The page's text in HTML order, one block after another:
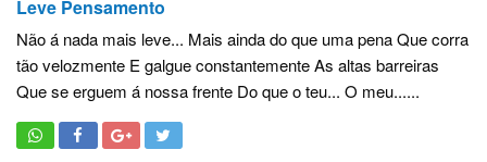
Leve Pensamento
Não á nada mais leve... Mais ainda do que uma pena Que corra
tão velozmente E galgue constantemente As altas barreiras
Que se erguem á nossa frente Do que o teu... O meu......